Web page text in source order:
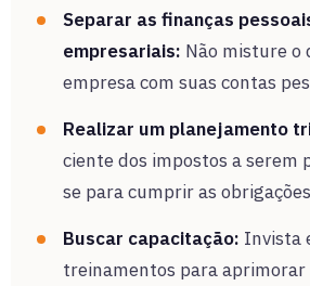
Separar as finanças
empresariais: Não misture o
empresa com suas contas
Realizar um planejamento
ciente dos impostos a serem
se para cumprir as
Buscar capacitação: Invista
treinamentos para aprimorar